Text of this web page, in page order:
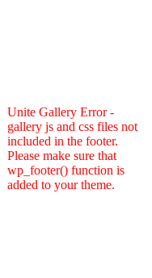
Unite Gallery Error -
gallery js and css files not
included in the footer.
Please make sure that
wp_footer() function is
added to your theme.